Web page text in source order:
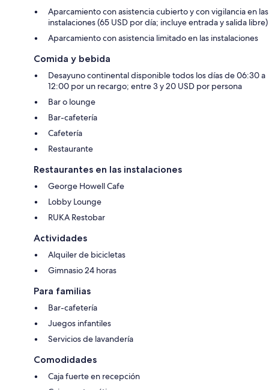
Aparcamiento con asistencia cubierto y con vigilancia en las
instalaciones (65 USD por día; incluye entrada y salida libre)
Aparcamiento con asistencia limitado en las instalaciones
Comida y bebida
Desayuno continental disponible todos los días de 06:30 a
12:00 por un recargo; entre 3 y 20 USD por persona
Bar o lounge
Bar-cafetería
Cafetería
Restaurante
Restaurantes en las instalaciones
George Howell Cafe
Lobby Lounge
RUKA Restobar
Actividades
Alquiler de bicicletas
Gimnasio 24 horas
Para familias
Bar-cafetería
Juegos infantiles
Servicios de lavandería
Comodidades
Caja fuerte en recepción